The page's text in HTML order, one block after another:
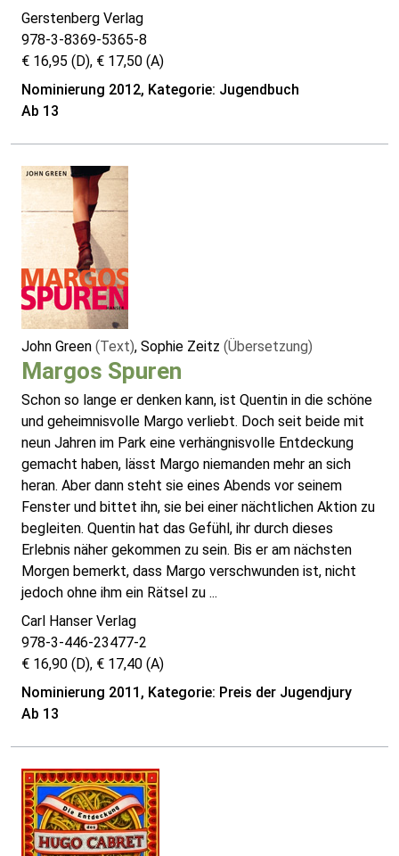
Gerstenberg Verlag
978-3-8369-5365-8
€ 16,95 (D), € 17,50 (A)
Nominierung 2012, Kategorie: Jugendbuch
Ab 13
John Green (Text), Sophie Zeitz (Übersetzung)
Margos Spuren
Schon so lange er denken kann, ist Quentin in die schöne
und geheimnisvolle Margo verliebt. Doch seit beide mit
neun Jahren im Park eine verhängnisvolle Entdeckung
gemacht haben, lässt Margo niemanden mehr an sich
heran. Aber dann steht sie eines Abends vor seinem
Fenster und bittet ihn, sie bei einer nächtlichen Aktion zu
begleiten. Quentin hat das Gefühl, ihr durch dieses
Erlebnis näher gekommen zu sein. Bis er am nächsten
Morgen bemerkt, dass Margo verschwunden ist, nicht
jedoch ohne ihm ein Rätsel zu ...
Carl Hanser Verlag
978-3-446-23477-2
€ 16,90 (D), € 17,40 (A)
Nominierung 2011, Kategorie: Preis der Jugendjury
Ab 13